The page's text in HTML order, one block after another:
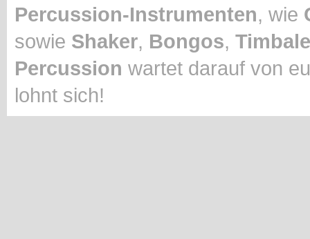
Percussion-Instrumenten, wie
sowie Shaker, Bongos,
Percussion wartet darauf von
lohnt sich!